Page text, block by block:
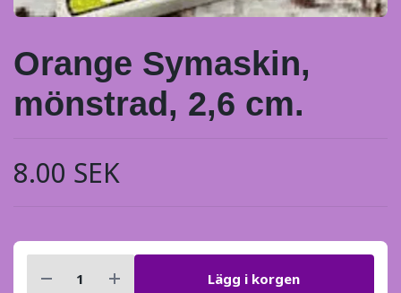
Orange Symaskin,
mönstrad, 2,6 cm.
8.00 SEK
Lägg i korgen